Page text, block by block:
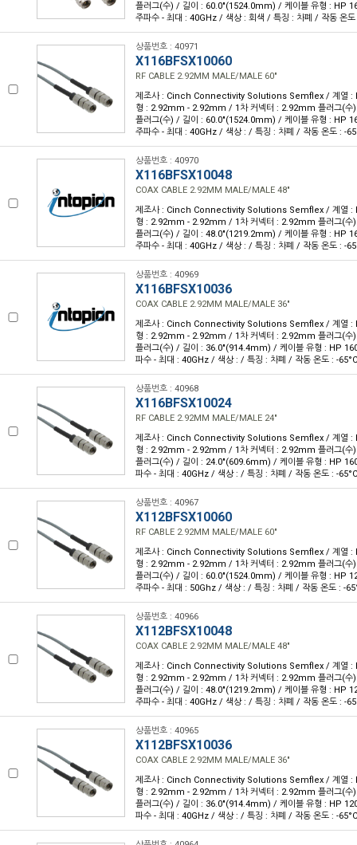
플러그(수) / 길이 : 60.0"(1524.0mm) / 케이블 유형 : HP
주파수 - 최대 : 40GHz / 색상 : 회색 / 특징 : 차폐 / 작동 온
상품번호 : 40971
X116BFSX10060
RF CABLE 2.92MM MALE/MALE 60"
제조사 : Cinch Connectivity Solutions Semflex / 계열 :
형 : 2.92mm - 2.92mm / 1차 커넥터 : 2.92mm 플러그(
플러그(수) / 길이 : 60.0"(1524.0mm) / 케이블 유형 : HP
주파수 - 최대 : 40GHz / 색상 : / 특징 : 차폐 / 작동 온도 : -
상품번호 : 40970
X116BFSX10048
COAX CABLE 2.92MM MALE/MALE 48"
제조사 : Cinch Connectivity Solutions Semflex / 계열 :
형 : 2.92mm - 2.92mm / 1차 커넥터 : 2.92mm 플러그(
플러그(수) / 길이 : 48.0"(1219.2mm) / 케이블 유형 : HP
주파수 - 최대 : 40GHz / 색상 : / 특징 : 차폐 / 작동 온도 : -
상품번호 : 40969
X116BFSX10036
COAX CABLE 2.92MM MALE/MALE 36"
제조사 : Cinch Connectivity Solutions Semflex / 계열 :
형 : 2.92mm - 2.92mm / 1차 커넥터 : 2.92mm 플러그(
플러그(수) / 길이 : 36.0"(914.4mm) / 케이블 유형 : HP
파수 - 최대 : 40GHz / 색상 : / 특징 : 차폐 / 작동 온도 : -
상품번호 : 40968
X116BFSX10024
RF CABLE 2.92MM MALE/MALE 24"
제조사 : Cinch Connectivity Solutions Semflex / 계열 :
형 : 2.92mm - 2.92mm / 1차 커넥터 : 2.92mm 플러그(
플러그(수) / 길이 : 24.0"(609.6mm) / 케이블 유형 : HP
파수 - 최대 : 40GHz / 색상 : / 특징 : 차폐 / 작동 온도 : -
상품번호 : 40967
X112BFSX10060
RF CABLE 2.92MM MALE/MALE 60"
제조사 : Cinch Connectivity Solutions Semflex / 계열 :
형 : 2.92mm - 2.92mm / 1차 커넥터 : 2.92mm 플러그(
플러그(수) / 길이 : 60.0"(1524.0mm) / 케이블 유형 : HP
주파수 - 최대 : 50Ghz / 색상 : / 특징 : 차폐 / 작동 온도 : -
상품번호 : 40966
X112BFSX10048
COAX CABLE 2.92MM MALE/MALE 48"
제조사 : Cinch Connectivity Solutions Semflex / 계열 :
형 : 2.92mm - 2.92mm / 1차 커넥터 : 2.92mm 플러그(
플러그(수) / 길이 : 48.0"(1219.2mm) / 케이블 유형 : HP
주파수 - 최대 : 40GHz / 색상 : / 특징 : 차폐 / 작동 온도 : -
상품번호 : 40965
X112BFSX10036
COAX CABLE 2.92MM MALE/MALE 36"
제조사 : Cinch Connectivity Solutions Semflex / 계열 :
형 : 2.92mm - 2.92mm / 1차 커넥터 : 2.92mm 플러그(
플러그(수) / 길이 : 36.0"(914.4mm) / 케이블 유형 : HP
파수 - 최대 : 40GHz / 색상 : / 특징 : 차폐 / 작동 온도 : -